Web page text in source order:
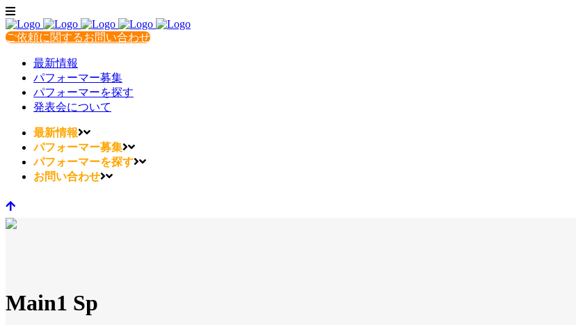
ご依頼に関するお問い合わせ
最新情報
パフォーマー募集
パフォーマーを探す
発表会について
最新情報
パフォーマー募集
パフォーマーを探す
お問い合わせ
Main1 Sp